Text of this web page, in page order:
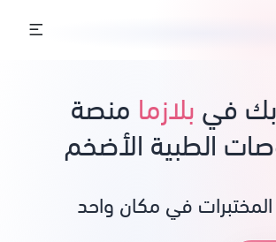
بك في بلازما منصة
الطبية الأضخم
في مكان واحد